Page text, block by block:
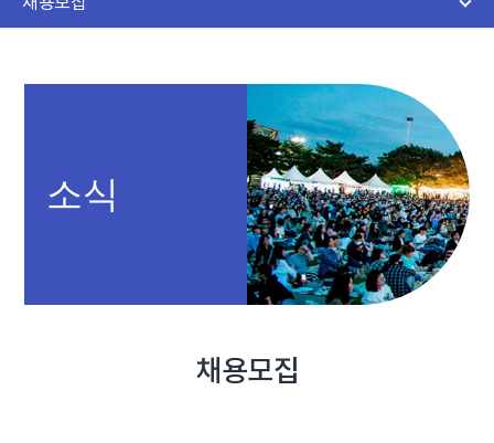
소식
채용모집